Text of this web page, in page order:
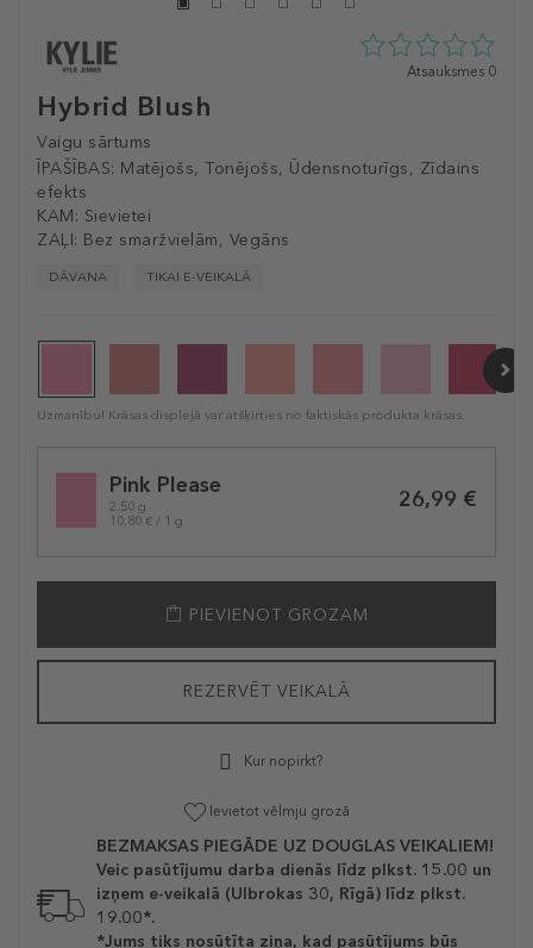
Hybrid Blush
Vaigu sārtums
ĪPAŠĪBAS: Matējošs, Tonējošs, Ūdensnoturīgs, Zīdains
efekts
KAM: Sievietei
ZAĻI: Bez smaržvielām, Vegāns
DĀVANA TIKAI E-VEIKALĀ
0
0
Atsauksmes 0
Uzmanību! Krāsas displejā var atšķirties no faktiskās produkta krāsas.
variationPink Please
2.50 g
10,80 € / 1 g
26,99 €
PIEVIENOT GROZAM
REZERVĒT VEIKALĀ
Kur nopirkt?
Ievietot vēlmju grozā
BEZMAKSAS PIEGĀDE UZ DOUGLAS VEIKALIEM!
Veic pasūtījumu darba dienās līdz plkst. 15.00 un
izņem e-veikalā (Ulbrokas 30, Rīgā) līdz plkst.
19.00*.
*Jums tiks nosūtīta ziņa, kad pasūtījums būs